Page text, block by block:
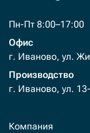
Пн-Пт 8:00–17:00
Офис
г. Иваново, ул.
Производство
г. Иваново, ул.
Компания